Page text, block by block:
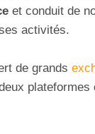
et conduit de
activités.
de grands